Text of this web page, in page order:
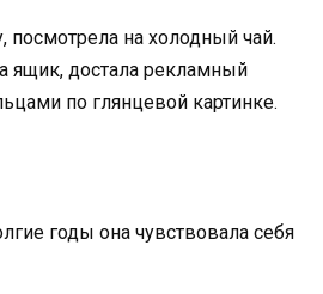
посмотрела на холодный чай.
ящик, достала рекламный
по глянцевой картинке.
годы она чувствовала себя